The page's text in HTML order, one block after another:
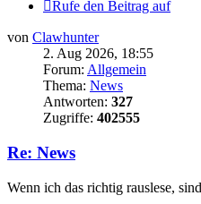
Rufe den Beitrag auf
von Clawhunter
2. Aug 2026, 18:55
Forum: Allgemein
Thema: News
Antworten: 327
Zugriffe: 402555
Re: News
Wenn ich das richtig rauslese,